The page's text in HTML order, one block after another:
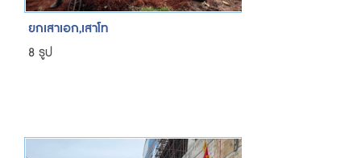
ยกเสาเอก,เสาโท
8 รูป